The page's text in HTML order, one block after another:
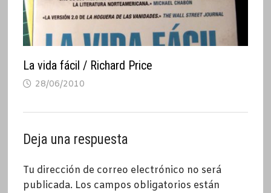
La vida fácil / Richard Price
28/06/2010
Deja una respuesta
Tu dirección de correo electrónico no será
publicada. Los campos obligatorios están